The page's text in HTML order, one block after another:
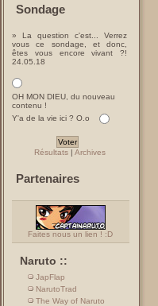
Sondage
» La question c'est... Verrez
vous ce sondage, et donc,
êtes vous encore vivant ?!
24.05.18
OH MON DIEU, du nouveau
contenu !
Y'a de la vie ici ? O.o
Résultats| Archives
Partenaires
Faites nous un lien ! :D
Naruto ::
JapFlap
NarutoTrad
The Way of Naruto